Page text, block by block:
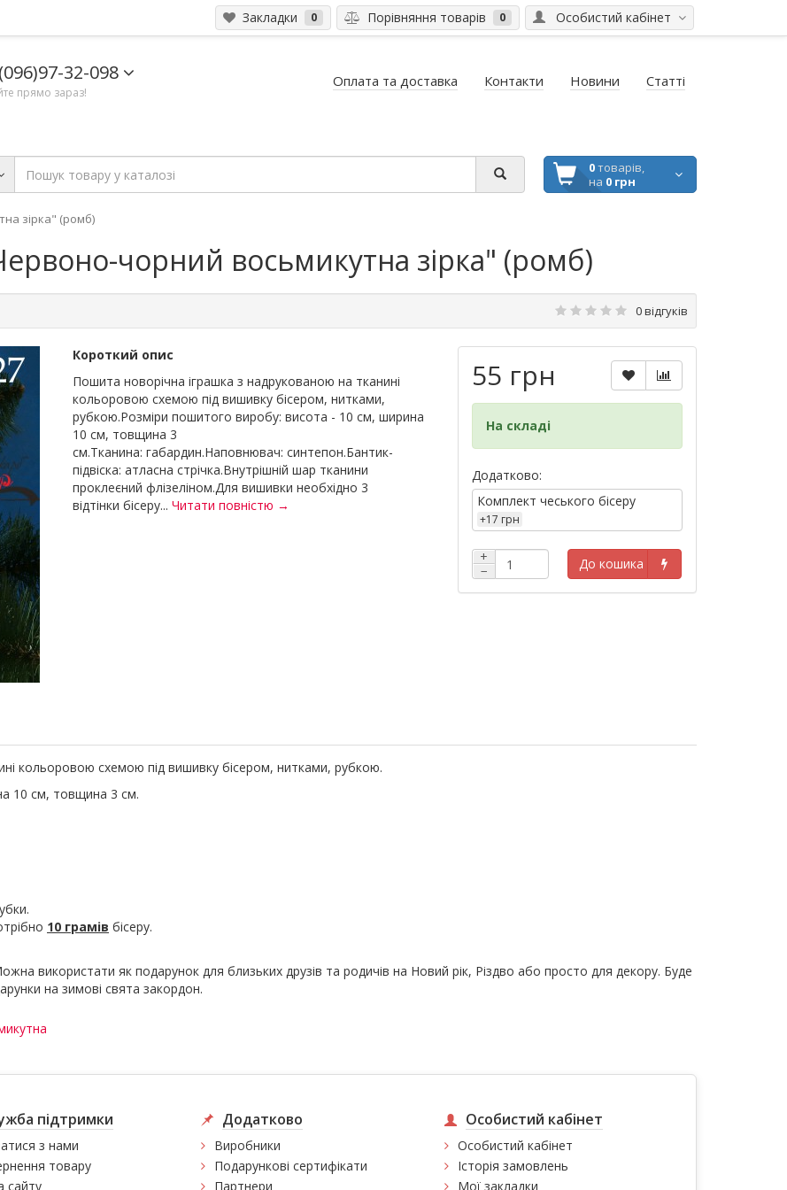
Особистий кабінет
Закладки 0 Порівняння товарів 0
32-098
прямо зараз!
Оплата та доставка Контакти Новини Статті
0товарів,
на 0 грн
зірка" (ромб)
чорний восьмикутна зірка" (ромб)
0 відгуків
Короткий опис
Пошита новорічна іграшка з надрукованою на тканині
кольоровою схемою під вишивку бісером, нитками,
рубкою.Розміри пошитого виробу: висота - 10 см, ширина
10 см, товщина 3
см.Тканина: габардин.Наповнювач: синтепон.Бантик-
підвіска: атласна стрічка.Внутрішній шар тканини
проклеєний флізеліном.Для вишивки необхідно 3
відтінки бісеру... Читати повністю →
55 грн
На складі
Додатково:
Комплект чеського бісеру
+17 грн
+
−
До кошика
кольоровою схемою під вишивку бісером, нитками, рубкою.
10 см, товщина 3 см.
10 грамів бісеру.
використати як подарунок для близьких друзів та родичів на Новий рік, Різдво або просто для декору. Буде
на зимові свята закордон.
підтримки
з нами
товару
сайту
Додатково
Виробники
Подарункові сертифікати
Партнери
Особистий кабінет
Особистий кабінет
Історія замовлень
Мої закладки